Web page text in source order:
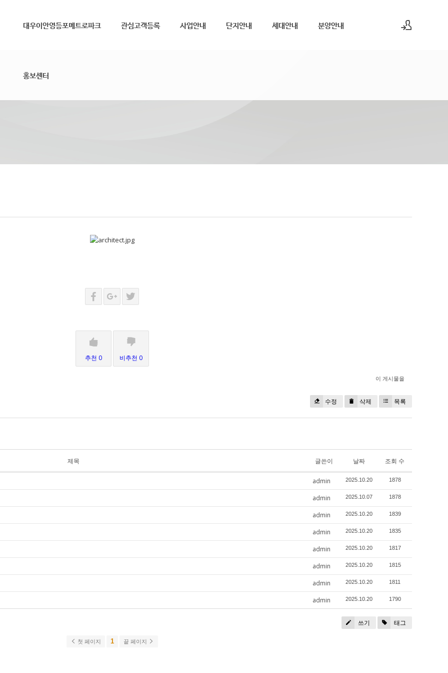
대우이안영등포메트로파크 관심고객등록 사업안내 단지안내 세대안내 분양안내
홍보센터
추천 0 비추천 0
이 게시물을
수정 삭제 목록
제목 글쓴이 날짜 조회 수
admin 2025.10.20 1878
admin 2025.10.07 1878
admin 2025.10.20 1839
admin 2025.10.20 1835
admin 2025.10.20 1817
admin 2025.10.20 1815
admin 2025.10.20 1811
admin 2025.10.20 1790
쓰기 태그
첫 페이지 1 끝 페이지